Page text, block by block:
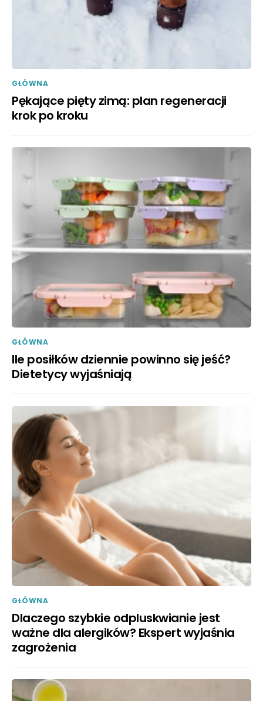
GŁÓWNA
Pękające pięty zimą: plan regeneracji
krok po kroku
GŁÓWNA
Ile posiłków dziennie powinno się jeść?
Dietetycy wyjaśniają
GŁÓWNA
Dlaczego szybkie odpluskwianie jest
ważne dla alergików? Ekspert wyjaśnia
zagrożenia